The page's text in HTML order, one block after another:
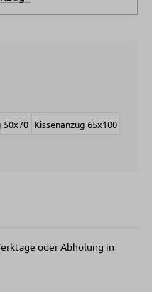
50x70 Kissenanzug 65x100
oder Abholung in